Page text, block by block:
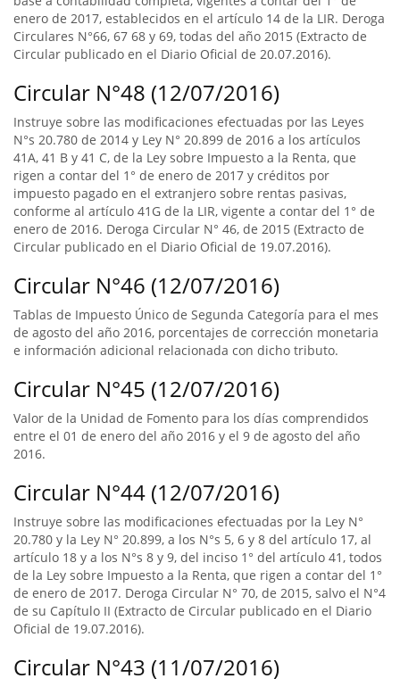
enero de 2017, establecidos en el artículo 14 de la LIR. Deroga
Circulares N°66, 67 68 y 69, todas del año 2015 (Extracto de
Circular publicado en el Diario Oficial de 20.07.2016).
Circular N°48 (12/07/2016)
Instruye sobre las modificaciones efectuadas por las Leyes
N°s 20.780 de 2014 y Ley N° 20.899 de 2016 a los artículos
41A, 41 B y 41 C, de la Ley sobre Impuesto a la Renta, que
rigen a contar del 1° de enero de 2017 y créditos por
impuesto pagado en el extranjero sobre rentas pasivas,
conforme al artículo 41G de la LIR, vigente a contar del 1° de
enero de 2016. Deroga Circular N° 46, de 2015 (Extracto de
Circular publicado en el Diario Oficial de 19.07.2016).
Circular N°46 (12/07/2016)
Tablas de Impuesto Único de Segunda Categoría para el mes
de agosto del año 2016, porcentajes de corrección monetaria
e información adicional relacionada con dicho tributo.
Circular N°45 (12/07/2016)
Valor de la Unidad de Fomento para los días comprendidos
entre el 01 de enero del año 2016 y el 9 de agosto del año
2016.
Circular N°44 (12/07/2016)
Instruye sobre las modificaciones efectuadas por la Ley N°
20.780 y la Ley N° 20.899, a los N°s 5, 6 y 8 del artículo 17, al
artículo 18 y a los N°s 8 y 9, del inciso 1° del artículo 41, todos
de la Ley sobre Impuesto a la Renta, que rigen a contar del 1°
de enero de 2017. Deroga Circular N° 70, de 2015, salvo el N°4
de su Capítulo II (Extracto de Circular publicado en el Diario
Oficial de 19.07.2016).
Circular N°43 (11/07/2016)